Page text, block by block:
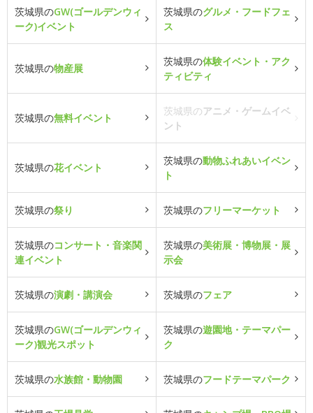
茨城県のGW(ゴールデンウィ
ーク)イベント
茨城県のグルメ・フードフェ
ス
茨城県の物産展
茨城県の体験イベント・アク
ティビティ
茨城県の無料イベント
茨城県のアニメ・ゲームイベ
ント
茨城県の花イベント
茨城県の動物ふれあいイベン
ト
茨城県の祭り 茨城県のフリーマーケット
茨城県のコンサート・音楽関
連イベント
茨城県の美術展・博物展・展
示会
茨城県の演劇・講演会 茨城県のフェア
茨城県のGW(ゴールデンウィ
ーク)観光スポット
茨城県の遊園地・テーマパー
ク
茨城県の水族館・動物園 茨城県のフードテーマパーク